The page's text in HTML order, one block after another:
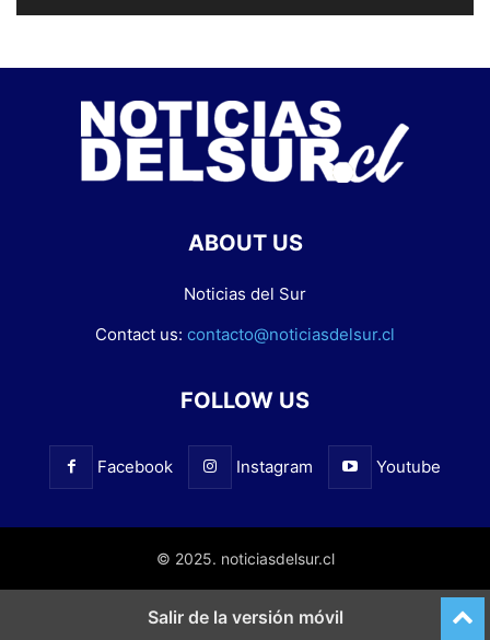
ABOUT US
Noticias del Sur
Contact us: contacto@noticiasdelsur.cl
FOLLOW US
Facebook Instagram Youtube
© 2025. noticiasdelsur.cl
Salir de la versión móvil